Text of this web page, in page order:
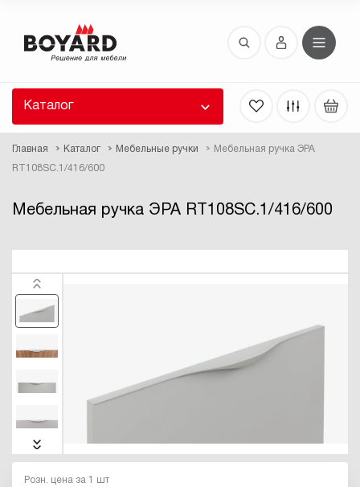
Каталог
Главная Каталог Мебельные ручки Мебельная ручка ЭРА
RT108SC.1/416/600
Мебельная ручка ЭРА RT108SC.1/416/600
Розн. цена за 1 шт
Восстановление пароля
высланы вам по E-Mail.
ссылку для восстановления